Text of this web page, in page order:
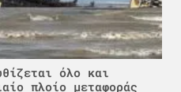
όλο και
πλοίο μεταφοράς